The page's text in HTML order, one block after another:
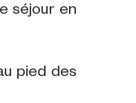
séjour en
pied des